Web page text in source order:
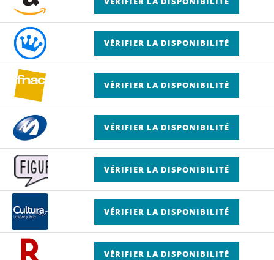
VÉRIFIER LA DISPONIBILITÉ
VÉRIFIER LA DISPONIBILITÉ
VÉRIFIER LA DISPONIBILITÉ
VÉRIFIER LA DISPONIBILITÉ
VÉRIFIER LA DISPONIBILITÉ
VÉRIFIER LA DISPONIBILITÉ